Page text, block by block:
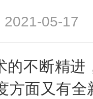
2021-05-
的不断精进
方面又有